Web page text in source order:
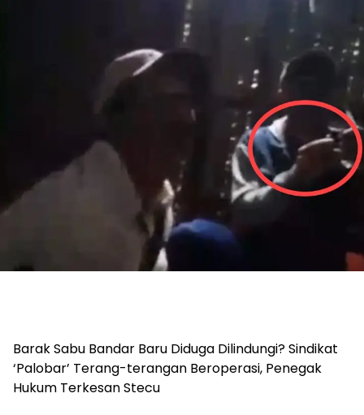
Barak Sabu Bandar Baru Diduga Dilindungi? Sindikat
‘Palobar’ Terang-terangan Beroperasi, Penegak
Hukum Terkesan Stecu